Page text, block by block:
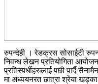
रुपन्देही । रेडक्रस सोसाईटी
निवन्ध लेखन प्रतियोगिता
प्रतिस्पर्धीहरुलाई पछी पार्दै
मा अध्ययनरत छात्रा श्रेया